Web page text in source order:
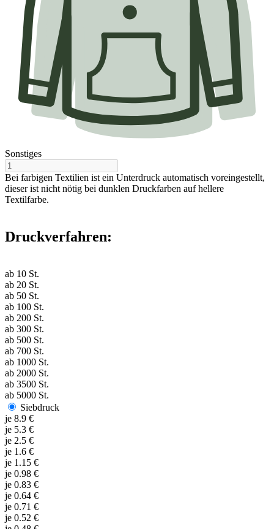
Sonstiges
Bei farbigen Textilien ist ein Unterdruck automatisch voreingestellt,
dieser ist nicht nötig bei dunklen Druckfarben auf hellere
Textilfarbe.
Druckverfahren:
ab 10 St.
ab 20 St.
ab 50 St.
ab 100 St.
ab 200 St.
ab 300 St.
ab 500 St.
ab 700 St.
ab 1000 St.
ab 2000 St.
ab 3500 St.
ab 5000 St.
Siebdruck
je 8.9 €
je 5.3 €
je 2.5 €
je 1.6 €
je 1.15 €
je 0.98 €
je 0.83 €
je 0.64 €
je 0.71 €
je 0.52 €